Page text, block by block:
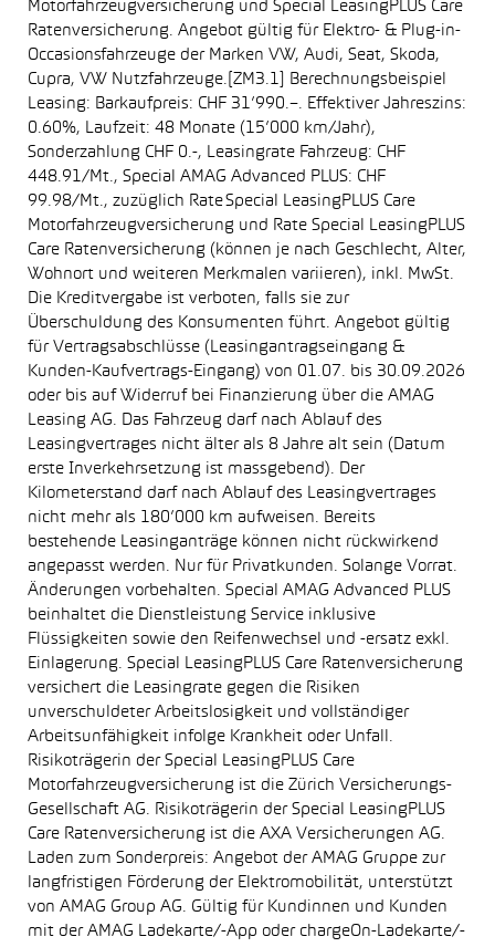
Motorfahrzeugversicherung und Special LeasingPLUS Care
Ratenversicherung. Angebot gültig für Elektro- & Plug-in-
Occasionsfahrzeuge der Marken VW, Audi, Seat, Skoda,
Cupra, VW Nutzfahrzeuge.[ZM3.1] Berechnungsbeispiel
Leasing: Barkaufpreis: CHF 31’990.–. Effektiver Jahreszins:
0.60%, Laufzeit: 48 Monate (15’000 km/Jahr),
Sonderzahlung CHF 0.-, Leasingrate Fahrzeug: CHF
448.91/Mt., Special AMAG Advanced PLUS: CHF
99.98/Mt., zuzüglich Rate Special LeasingPLUS Care
Motorfahrzeugversicherung und Rate Special LeasingPLUS
Care Ratenversicherung (können je nach Geschlecht, Alter,
Wohnort und weiteren Merkmalen variieren), inkl. MwSt.
Die Kreditvergabe ist verboten, falls sie zur
Überschuldung des Konsumenten führt. Angebot gültig
für Vertragsabschlüsse (Leasingantragseingang &
Kunden-Kaufvertrags-Eingang) von 01.07. bis 30.09.2026
oder bis auf Widerruf bei Finanzierung über die AMAG
Leasing AG. Das Fahrzeug darf nach Ablauf des
Leasingvertrages nicht älter als 8 Jahre alt sein (Datum
erste Inverkehrsetzung ist massgebend). Der
Kilometerstand darf nach Ablauf des Leasingvertrages
nicht mehr als 180’000 km aufweisen. Bereits
bestehende Leasinganträge können nicht rückwirkend
angepasst werden. Nur für Privatkunden. Solange Vorrat.
Änderungen vorbehalten. Special AMAG Advanced PLUS
beinhaltet die Dienstleistung Service inklusive
Flüssigkeiten sowie den Reifenwechsel und -ersatz exkl.
Einlagerung. Special LeasingPLUS Care Ratenversicherung
versichert die Leasingrate gegen die Risiken
unverschuldeter Arbeitslosigkeit und vollständiger
Arbeitsunfähigkeit infolge Krankheit oder Unfall.
Risikoträgerin der Special LeasingPLUS Care
Motorfahrzeugversicherung ist die Zürich Versicherungs-
Gesellschaft AG. Risikoträgerin der Special LeasingPLUS
Care Ratenversicherung ist die AXA Versicherungen AG.
Laden zum Sonderpreis: Angebot der AMAG Gruppe zur
langfristigen Förderung der Elektromobilität, unterstützt
von AMAG Group AG. Gültig für Kundinnen und Kunden
mit der AMAG Ladekarte/-App oder chargeOn-Ladekarte/-